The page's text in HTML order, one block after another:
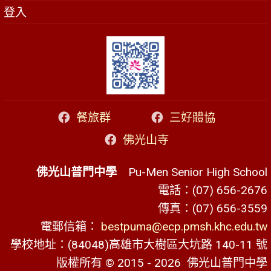
登入
餐旅群
三好體協
佛光山寺
佛光山普門中學 Pu-Men Senior High School
電話：(07) 656-2676
傳真：(07) 656-3559
電郵信箱： bestpuma@ecp.pmsh.khc.edu.tw
學校地址：(84048)高雄市大樹區大坑路 140-11 號
版權所有 © 2015 - 2026 佛光山普門中學